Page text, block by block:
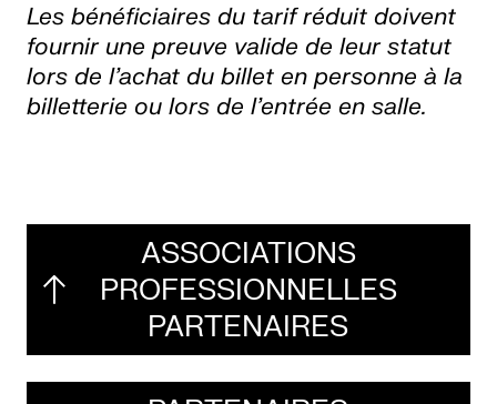
Les bénéficiaires du tarif réduit doivent
fournir une preuve valide de leur statut
lors de l’achat du billet en personne à la
billetterie ou lors de l’entrée en salle.
ASSOCIATIONS
PROFESSIONNELLES
PARTENAIRES